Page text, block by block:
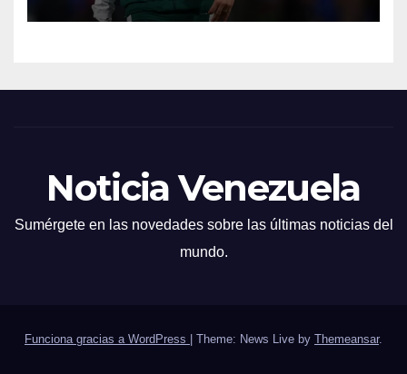
Noticia Venezuela
Sumérgete en las novedades sobre las últimas noticias del
mundo.
Funciona gracias a WordPress Theme: News Live by Themeansar.